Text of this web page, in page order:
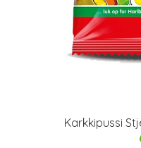
Karkkipussi